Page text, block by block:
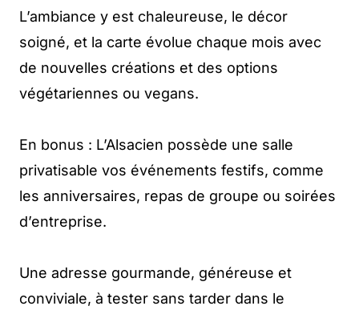
L’ambiance y est chaleureuse, le décor
soigné, et la carte évolue chaque mois avec
de nouvelles créations et des options
végétariennes ou vegans.
En bonus : L’Alsacien possède une salle
privatisable vos événements festifs, comme
les anniversaires, repas de groupe ou soirées
d’entreprise.
Une adresse gourmande, généreuse et
conviviale, à tester sans tarder dans le